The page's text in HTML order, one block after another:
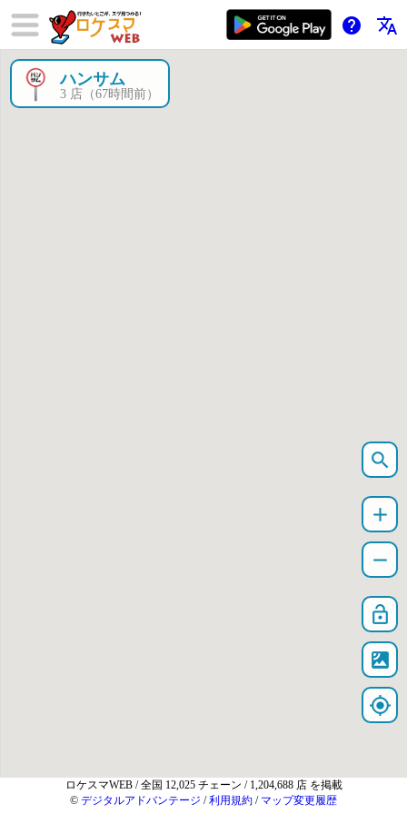
help translate
ハンサム
3 店（67時間前）
search
add
remove
lock_open
satellite
my_location
ロケスマWEB / 全国 12,025 チェーン / 1,204,688 店 を掲載
© デジタルアドバンテージ /利用規約 / マップ変更履歴